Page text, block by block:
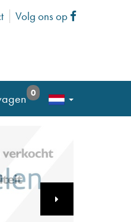
Volg ons op Facebook
0